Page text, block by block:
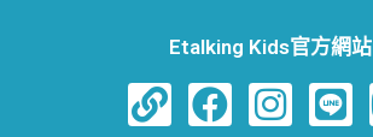
Etalking Kids官方網站
L
F
I
L